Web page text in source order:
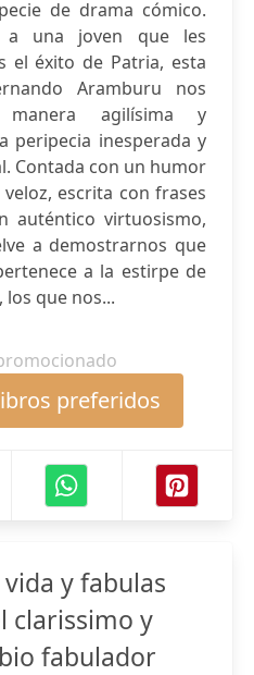
de drama cómico.
a una joven que les
el éxito de Patria, esta
Aramburu nos
agilísima y
peripecia inesperada y
Contada con un humor
escrita con frases
auténtico virtuosismo,
a demostrarnos que
a la estirpe de
que nos...
preferidos
vida y fabulas
clarissimo y
fabulador